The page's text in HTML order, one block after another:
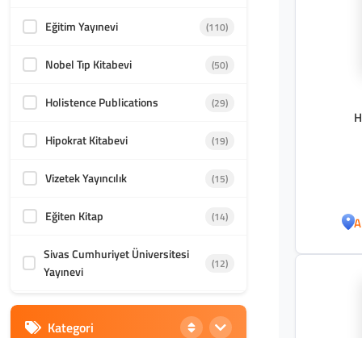
Eğitim Yayınevi (110)
Nobel Tıp Kitabevi (50)
Holistence Publications (29)
Hipokrat Kitabevi (19)
Vizetek Yayıncılık (15)
Eğiten Kitap (14)
Sivas Cumhuriyet Üniversitesi
Yayınevi
(12)
Anadolu Nobel Tıp Kitabevi (11)
Kategori